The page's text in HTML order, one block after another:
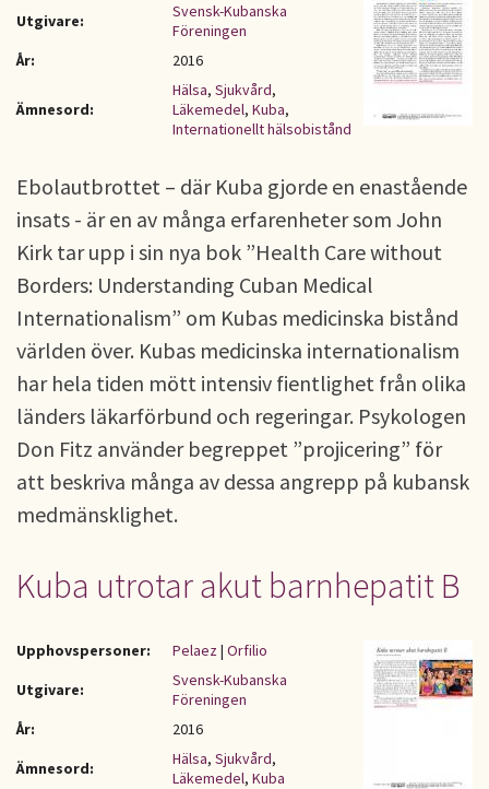
Utgivare:
Svensk-Kubanska
Föreningen
År:
2016
Ämnesord:
Hälsa, Sjukvård,
Läkemedel, Kuba,
Internationellt hälsobistånd
Ebolautbrottet – där Kuba gjorde en enastående
insats - är en av många erfarenheter som John
Kirk tar upp i sin nya bok ”Health Care without
Borders: Understanding Cuban Medical
Internationalism” om Kubas medicinska bistånd
världen över. Kubas medicinska internationalism
har hela tiden mött intensiv fientlighet från olika
länders läkarförbund och regeringar. Psykologen
Don Fitz använder begreppet ”projicering” för
att beskriva många av dessa angrepp på kubansk
medmänsklighet.
Kuba utrotar akut barnhepatit B
Upphovspersoner: Pelaez| Orfilio
Utgivare:
Svensk-Kubanska
Föreningen
År:
2016
Ämnesord:
Hälsa, Sjukvård,
Läkemedel, Kuba